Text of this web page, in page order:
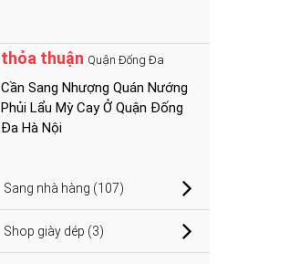
thỏa thuận Quận Đống Đa
Cần Sang Nhượng Quán Nướng
Phủi Lẩu Mỳ Cay Ở Quận Đống
Đa Hà Nội
Sang nhà hàng (107)
Shop giày dép (3)